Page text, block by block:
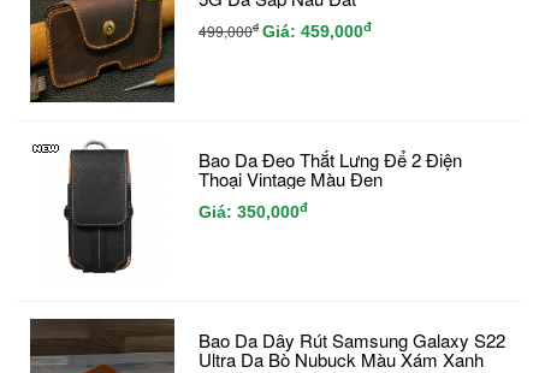
499,000đ Giá: 459,000đ
Bao Da Đeo Thắt Lưng Để 2 Điện
Thoại Vintage Màu Đen
Giá: 350,000đ
Bao Da Dây Rút Samsung Galaxy S22
Ultra Da Bò Nubuck Màu Xám Xanh